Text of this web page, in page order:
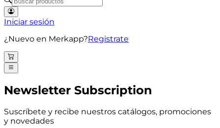
Iniciar sesión
¿Nuevo en Merkapp?Registrate
Newsletter Subscription
Suscríbete y recibe nuestros catálogos, promociones
y novedades